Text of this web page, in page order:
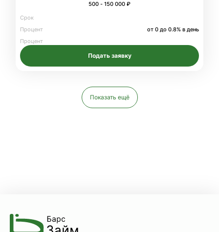
500 - 150 000 ₽
Срок
Процент
от 0 до 0.8% в день
Процент
Подать заявку
Показать ещё